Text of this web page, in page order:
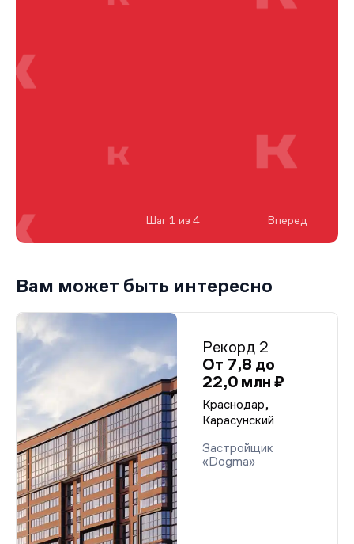
Шаг 1 из 4 Вперед
Вам может быть интересно
Рекорд 2
От 7,8 до
22,0 млн ₽
Краснодар,
Карасунский
Застройщик
«Dogma»